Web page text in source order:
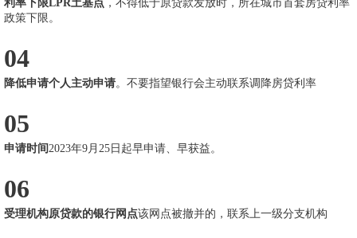
利率下限LPR土基点 ，不得低于原贷款发放时，所在城市首套房贷利率
政策下限。
04
降低申请个人主动申请。不要指望银行会主动联系调降房贷利率
05
申请时间2023年9月25日起早申请、早获益。
06
受理机构原贷款的银行网点该网点被撤并的，联系上一级分支机构